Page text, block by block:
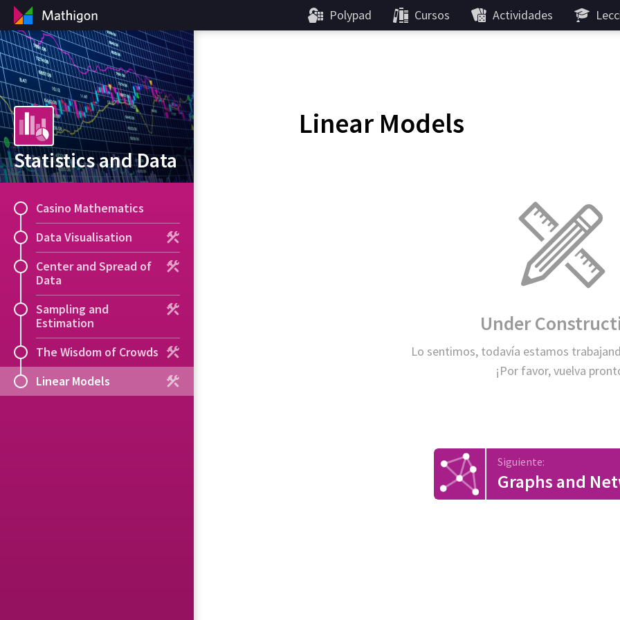
Polypad Cursos Actividades
Statistics and Data
Casino Mathematics
Data Visualisation
Center and Spread of
Data
Sampling and
Estimation
The Wisdom of Crowds
Linear Models
Linear Models
Under
Lo sentimos, todavía estamos
¡Por favor, vuelva
Siguiente:
Graphs and